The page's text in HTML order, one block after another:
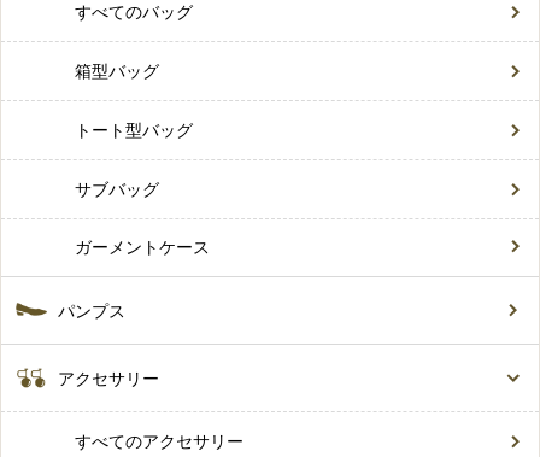
すべてのバッグ
箱型バッグ
トート型バッグ
サブバッグ
ガーメントケース
パンプス
アクセサリー
すべてのアクセサリー